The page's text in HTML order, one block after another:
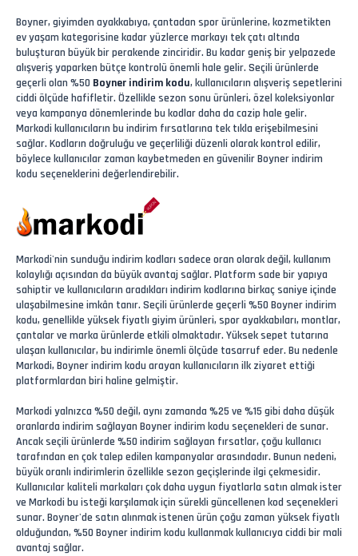
Boyner, giyimden ayakkabıya, çantadan spor ürünlerine, kozmetikten
ev yaşam kategorisine kadar yüzlerce markayı tek çatı altında
buluşturan büyük bir perakende zinciridir. Bu kadar geniş bir yelpazede
alışveriş yaparken bütçe kontrolü önemli hale gelir. Seçili ürünlerde
geçerli olan %50 Boyner indirim kodu, kullanıcıların alışveriş sepetlerini
ciddi ölçüde hafifletir. Özellikle sezon sonu ürünleri, özel koleksiyonlar
veya kampanya dönemlerinde bu kodlar daha da cazip hale gelir.
Markodi kullanıcıların bu indirim fırsatlarına tek tıkla erişebilmesini
sağlar. Kodların doğruluğu ve geçerliliği düzenli olarak kontrol edilir,
böylece kullanıcılar zaman kaybetmeden en güvenilir Boyner indirim
kodu seçeneklerini değerlendirebilir.
Markodi'nin sunduğu indirim kodları sadece oran olarak değil, kullanım
kolaylığı açısından da büyük avantaj sağlar. Platform sade bir yapıya
sahiptir ve kullanıcıların aradıkları indirim kodlarına birkaç saniye içinde
ulaşabilmesine imkân tanır. Seçili ürünlerde geçerli %50 Boyner indirim
kodu, genellikle yüksek fiyatlı giyim ürünleri, spor ayakkabıları, montlar,
çantalar ve marka ürünlerde etkili olmaktadır. Yüksek sepet tutarına
ulaşan kullanıcılar, bu indirimle önemli ölçüde tasarruf eder. Bu nedenle
Markodi, Boyner indirim kodu arayan kullanıcıların ilk ziyaret ettiği
platformlardan biri haline gelmiştir.
Markodi yalnızca %50 değil, aynı zamanda %25 ve %15 gibi daha düşük
oranlarda indirim sağlayan Boyner indirim kodu seçenekleri de sunar.
Ancak seçili ürünlerde %50 indirim sağlayan fırsatlar, çoğu kullanıcı
tarafından en çok talep edilen kampanyalar arasındadır. Bunun nedeni,
büyük oranlı indirimlerin özellikle sezon geçişlerinde ilgi çekmesidir.
Kullanıcılar kaliteli markaları çok daha uygun fiyatlarla satın almak ister
ve Markodi bu isteği karşılamak için sürekli güncellenen kod seçenekleri
sunar. Boyner'de satın alınmak istenen ürün çoğu zaman yüksek fiyatlı
olduğundan, %50 Boyner indirim kodu kullanmak kullanıcıya ciddi bir mali
avantaj sağlar.